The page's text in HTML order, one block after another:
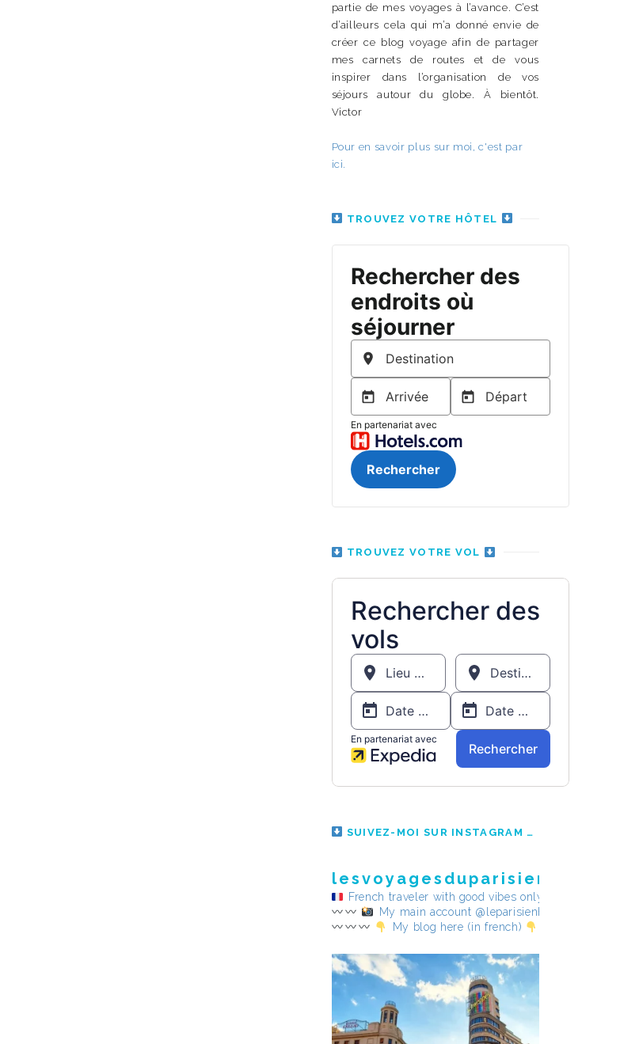
partie de mes voyages à l’avance. C’est
d’ailleurs cela qui m’a donné envie de
créer ce blog voyage afin de partager
mes carnets de routes et de vous
inspirer dans l’organisation de vos
séjours autour du globe. À bientôt.
Victor
Pour en savoir plus sur moi, c'est par
ici.
TROUVEZ VOTRE HÔTEL
TROUVEZ VOTRE VOL
SUIVEZ-MOI SUR INSTAGRAM
French traveler with good vibes only
My main account @leparisienheureux
My blog here (in french)